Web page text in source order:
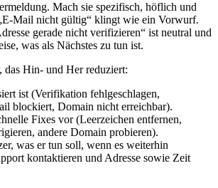
Mach sie spezifisch, höflich und
nicht gültig“ klingt wie ein Vorwurf.
gerade nicht verifizieren“ ist neutral und
was als Nächstes zu tun ist.
das Hin‑ und Her reduziert:
ist (Verifikation fehlgeschlagen,
blockiert, Domain nicht erreichbar).
Fixes vor (Leerzeichen entfernen,
andere Domain probieren).
was er tun soll, wenn es weiterhin
kontaktieren und Adresse sowie Zeit